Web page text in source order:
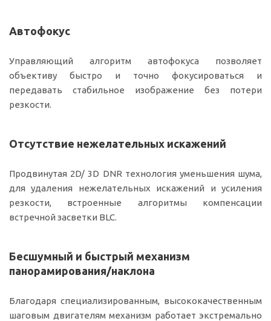
Автофокус
Управляющий алгоритм автофокуса позволяет
объективу быстро и точно фокусироваться и
передавать стабильное изображение без потери
резкости.
Отсутствие нежелательных искажений
Продвинутая 2D/ 3D DNR технология уменьшения шума,
для удаления нежелательных искажений и усиления
резкости, встроенные алгоритмы компенсации
встречной засветки BLC.
Бесшумный и быстрый механизм
панорамирования/наклона
Благодаря специализированным, высококачественным
шаговым двигателям механизм работает экстремально